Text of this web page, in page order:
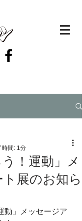
う！運動」メ
展のお知ら
時間: 1分
動」メッセージア